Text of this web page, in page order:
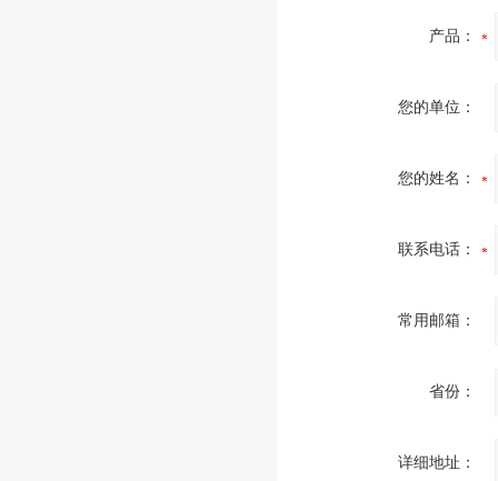
产品：
您的单位：
您的姓名：
联系电话：
常用邮箱：
省份：
详细地址：